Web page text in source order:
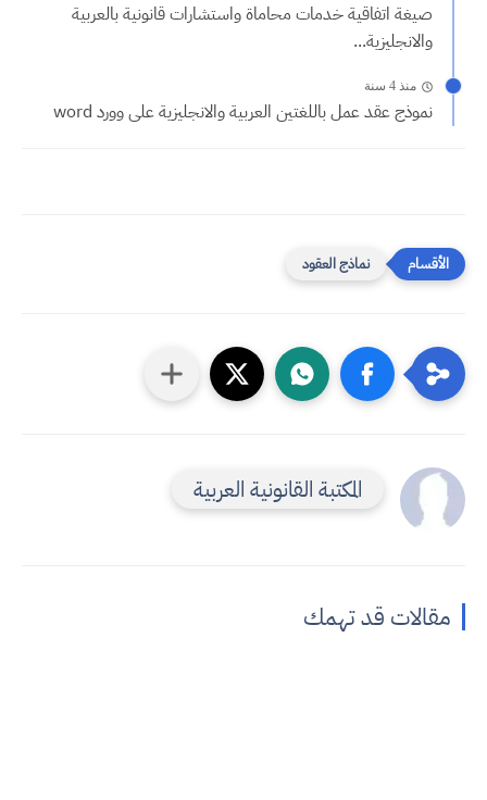
صيغة اتفاقية خدمات محاماة واستشارات قانونية بالعربية
والانجليزية...
منذ 4 سنة
نموذج عقد عمل باللغتين العربية والانجليزية على وورد word
نماذج العقود
المكتبة القانونية العربية
مقالات قد تهمك